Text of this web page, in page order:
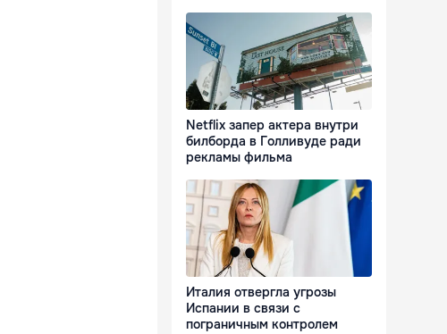
Netflix запер актера внутри
билборда в Голливуде ради
рекламы фильма
Италия отвергла угрозы
Испании в связи с
пограничным контролем